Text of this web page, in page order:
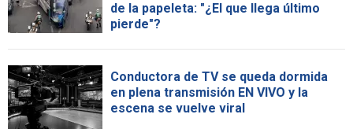
de la papeleta: "¿El que llega último
pierde"?
Conductora de TV se queda dormida
en plena transmisión EN VIVO y la
escena se vuelve viral